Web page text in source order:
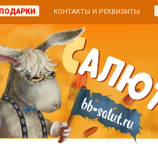
ПОДАРКИ КОНТАКТЫ И РЕКВИЗИТЫ